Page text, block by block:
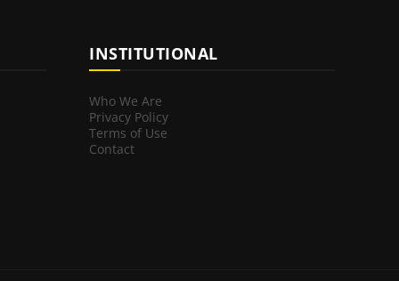
INSTITUTIONAL
Who We Are
Privacy Policy
Terms of Use
Contact